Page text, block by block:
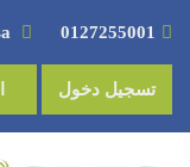
0127255001
تسجيل دخول